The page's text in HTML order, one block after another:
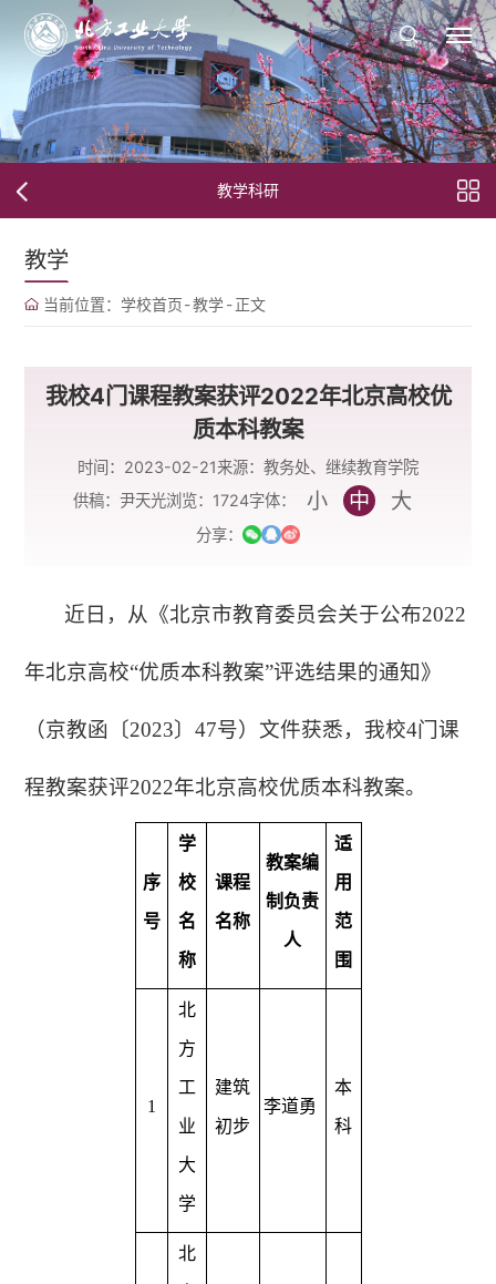
教学科研
教学
当前位置： 学校首页-教学-正文
我校4门课程教案获评2022年北京高校优
质本科教案
时间：2023-02-21来源：教务处、继续教育学院
供稿：尹天光浏览： 1724字体： 小 中 大
分享：
近日，从《北京市教育委员会关于公布2022
年北京高校“优质本科教案”评选结果的通知》
（京教函〔2023〕47号）文件获悉，我校4门课
程教案获评2022年北京高校优质本科教案。
序
号
学
校
名
称
课程
名称
教案编
制负责
人
适
用
范
围
1
北
方
工
业
大
学
建筑
初步
李道勇
本
科
北